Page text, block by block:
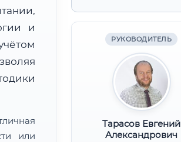
РУКОВОДИТЕЛЬ
Тарасов Евгений
Александрович
и
или